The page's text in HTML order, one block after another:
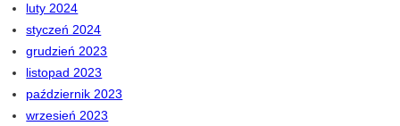
luty 2024
styczeń 2024
grudzień 2023
listopad 2023
październik 2023
wrzesień 2023